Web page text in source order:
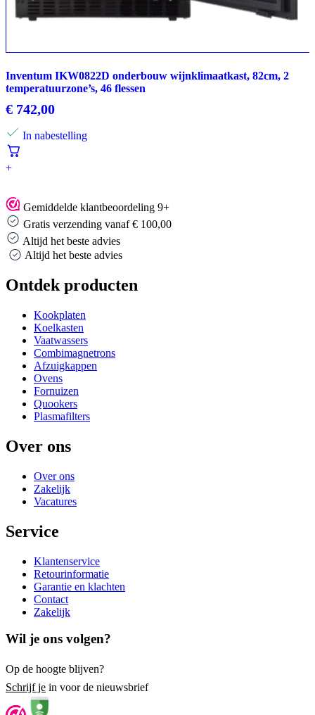
Inventum IKW0822D onderbouw wijnklimaatkast, 82cm, 2
temperatuurzone’s, 46 flessen
€ 742,00
In nabestelling
+
Gemiddelde klantbeoordeling 9+
Gratis verzending vanaf € 100,00
Altijd het beste advies
Altijd het beste advies
Ontdek producten
Kookplaten
Koelkasten
Vaatwassers
Combimagnetrons
Afzuigkappen
Ovens
Fornuizen
Quookers
Plasmafilters
Over ons
Over ons
Zakelijk
Vacatures
Service
Klantenservice
Retourinformatie
Garantie en klachten
Contact
Zakelijk
Wil je ons volgen?
Op de hoogte blijven?
Schrijf je in voor de nieuwsbrief